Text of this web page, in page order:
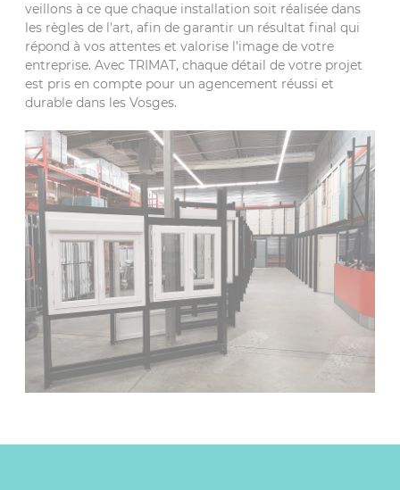
veillons à ce que chaque installation soit réalisée dans
les règles de l'art, afin de garantir un résultat final qui
répond à vos attentes et valorise l’image de votre
entreprise. Avec TRIMAT, chaque détail de votre projet
est pris en compte pour un agencement réussi et
durable dans les Vosges.